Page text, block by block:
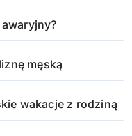
męską
wakacje z rodziną